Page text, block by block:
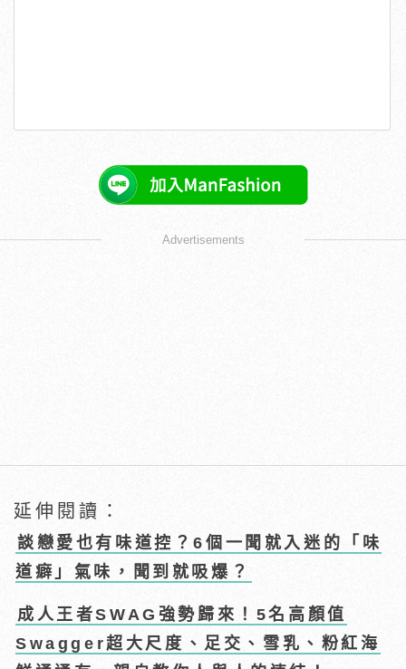
Advertisements
延伸閱讀：
談戀愛也有味道控？6個一聞就入迷的「味
道癖」氣味，聞到就吸爆？
成人王者SWAG強勢歸來！5名高顏值
Swagger超大尺度、足交、雪乳、粉紅海